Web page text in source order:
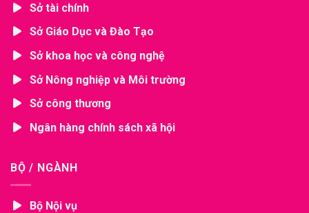
Sở tài chính
Sở Giáo Dục và Đào Tạo
Sở khoa học và công nghệ
Sở Nông nghiệp và Môi trường
Sở công thương
Ngân hàng chính sách xã hội
BỘ / NGÀNH
Bộ Nội vụ